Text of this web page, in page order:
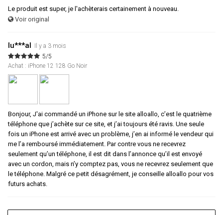
Le produit est super, je l'achèterais certainement à nouveau.
Voir original
lu***al
Il y a 3 mois
5/5
Achat : iPhone 12 128 Go Noir
Bonjour, J'ai commandé un iPhone sur le site alloallo, c’est le quatrième
téléphone que j’achète sur ce site, et j’ai toujours été ravis. Une seule
fois un iPhone est arrivé avec un problème, j’en ai informé le vendeur qui
me l’a remboursé immédiatement. Par contre vous ne recevrez
seulement qu’un téléphone, il est dit dans l’annonce qu’il est envoyé
avec un cordon, mais n’y comptez pas, vous ne recevrez seulement que
le téléphone. Malgré ce petit désagrément, je conseille alloallo pour vos
futurs achats.